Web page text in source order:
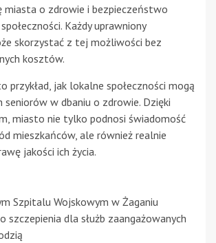
miasta o zdrowie i bezpieczeństwo
Każdy uprawniony
skorzystać z tej możliwości bez
kosztów.
przykład, jak lokalne społeczności mogą
seniorów w dbaniu o zdrowie. Dzięki
miasto nie tylko podnosi świadomość
mieszkańców, ale również realnie
jakości ich życia.
Szpitalu Wojskowym w Żaganiu
szczepienia dla służb zaangażowanych